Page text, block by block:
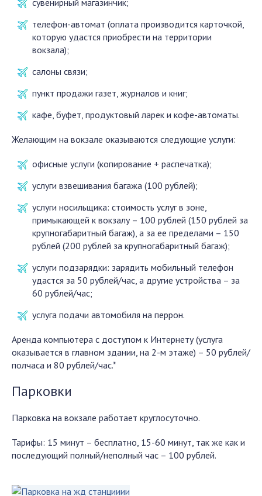
сувенирный магазинчик;
телефон-автомат (оплата производится карточкой,
которую удастся приобрести на территории
вокзала);
салоны связи;
пункт продажи газет, журналов и книг;
кафе, буфет, продуктовый ларек и кофе-автоматы.
Желающим на вокзале оказываются следующие услуги:
офисные услуги (копирование + распечатка);
услуги взвешивания багажа (100 рублей);
услуги носильщика: стоимость услуг в зоне,
примыкающей к вокзалу – 100 рублей (150 рублей за
крупногабаритный багаж), а за ее пределами – 150
рублей (200 рублей за крупногабаритный багаж);
услуги подзарядки: зарядить мобильный телефон
удастся за 50 рублей/час, а другие устройства – за
60 рублей/час;
услуга подачи автомобиля на перрон.
Аренда компьютера с доступом к Интернету (услуга
оказывается в главном здании, на 2-м этаже) – 50 рублей/
полчаса и 80 рублей/час.*
Парковки
Парковка на вокзале работает круглосуточно.
Тарифы: 15 минут – бесплатно, 15-60 минут, так же как и
последующий полный/неполный час – 100 рублей.